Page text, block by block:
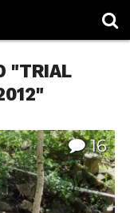
"TRIAL
16